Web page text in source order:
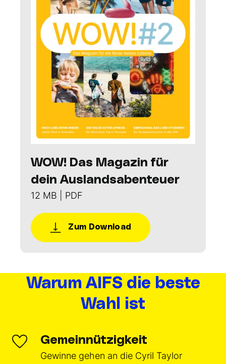
WOW! Das Magazin für
dein Auslandsabenteuer
12 MB | PDF
Zum Download
Warum AIFS die beste
Wahl ist
Gemeinnützigkeit
Gewinne gehen an die Cyril Taylor